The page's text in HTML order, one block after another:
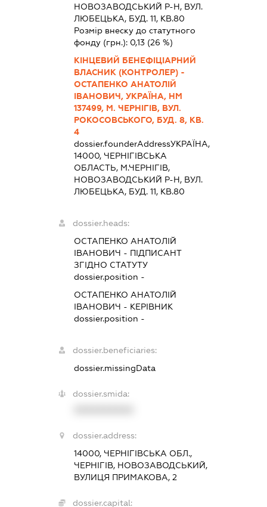
НОВОЗАВОДСЬКИЙ Р-Н, ВУЛ.
ЛЮБЕЦЬКА, БУД. 11, КВ.80
Розмір внеску до статутного
фонду (грн.): 0,13 (26 %)
КІНЦЕВИЙ БЕНЕФІЦІАРНИЙ
ВЛАСНИК (КОНТРОЛЕР) -
ОСТАПЕНКО АНАТОЛІЙ
ІВАНОВИЧ, УКРАЇНА, НМ
137499, М. ЧЕРНІГІВ, ВУЛ.
РОКОСОВСЬКОГО, БУД. 8, КВ.
4
dossier.founderAddressУКРАЇНА,
14000, ЧЕРНIГIВСЬКА
ОБЛАСТЬ, М.ЧЕРНІГІВ,
НОВОЗАВОДСЬКИЙ Р-Н, ВУЛ.
ЛЮБЕЦЬКА, БУД. 11, КВ.80
dossier.heads:
ОСТАПЕНКО АНАТОЛІЙ
ІВАНОВИЧ - ПІДПИСАНТ
ЗГІДНО СТАТУТУ
dossier.position -
ОСТАПЕНКО АНАТОЛІЙ
ІВАНОВИЧ - КЕРІВНИК
dossier.position -
dossier.beneficiaries:
dossier.missingData
dossier.smida:
dossier.address:
14000, ЧЕРНІГІВСЬКА ОБЛ.,
ЧЕРНІГІВ, НОВОЗАВОДСЬКИЙ,
ВУЛИЦЯ ПРИМАКОВА, 2
dossier.capital: